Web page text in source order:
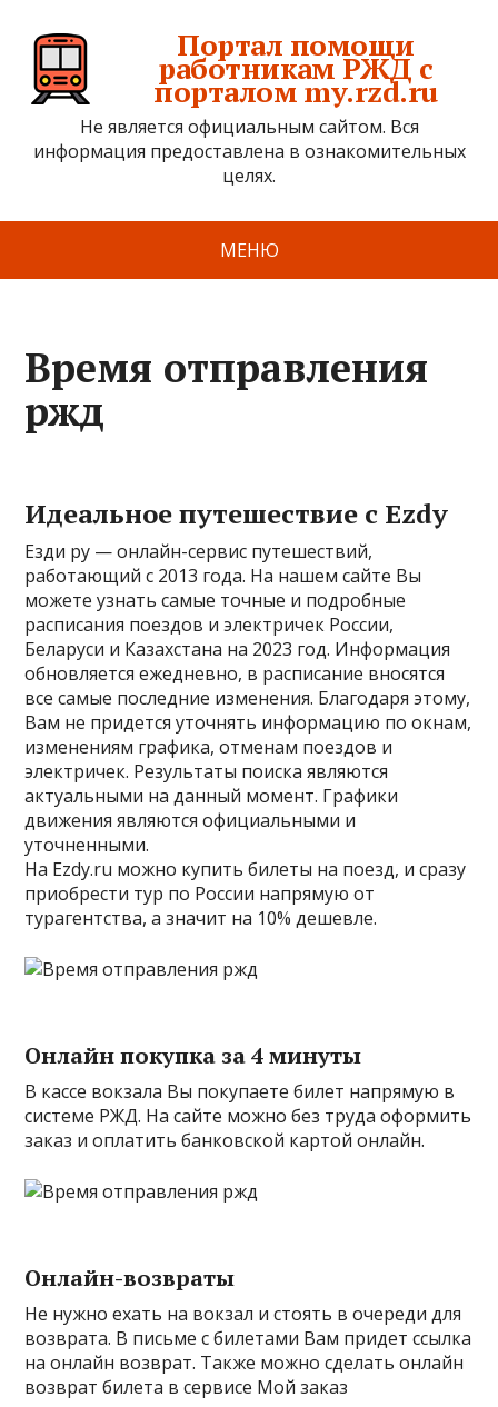
Портал помощи
работникам РЖД с
порталом my.rzd.ru
Не является официальным сайтом. Вся
информация предоставлена в ознакомительных
целях.
МЕНЮ
Время отправления
ржд
Идеальное путешествие с Ezdy
Езди ру — онлайн-сервис путешествий,
работающий с 2013 года. На нашем сайте Вы
можете узнать самые точные и подробные
расписания поездов и электричек России,
Беларуси и Казахстана на 2023 год. Информация
обновляется ежедневно, в расписание вносятся
все самые последние изменения. Благодаря этому,
Вам не придется уточнять информацию по окнам,
изменениям графика, отменам поездов и
электричек. Результаты поиска являются
актуальными на данный момент. Графики
движения являются официальными и
уточненными.
На Ezdy.ru можно купить билеты на поезд, и сразу
приобрести тур по России напрямую от
турагентства, а значит на 10% дешевле.
Онлайн покупка за 4 минуты
В кассе вокзала Вы покупаете билет напрямую в
системе РЖД. На сайте можно без труда оформить
заказ и оплатить банковской картой онлайн.
Онлайн-возвраты
Не нужно ехать на вокзал и стоять в очереди для
возврата. В письме с билетами Вам придет ссылка
на онлайн возврат. Также можно сделать онлайн
возврат билета в сервисе Мой заказ